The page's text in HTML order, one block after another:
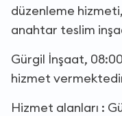
düzenleme
anahtar teslim
Gürgil İnşaat,
hizmet
Hizmet alanları :